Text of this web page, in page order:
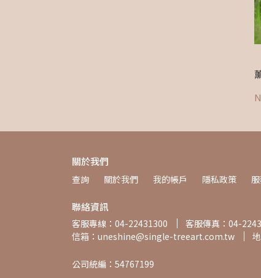
關於我們
查詢 關於我們 我的帳戶 隱私政策
聯絡資訊
客服專線：04-22431300 客服傳真：04-
信箱：uneshine@single-treeart.com.tw
公司統編：54767199